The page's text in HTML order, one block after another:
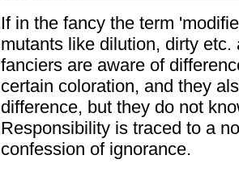
If in the fancy the term
mutants like dilution, dirty
fanciers are aware of
certain coloration, and they
difference, but they do not
Responsibility is traced to a
confession of ignorance.